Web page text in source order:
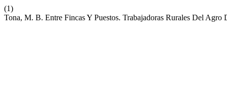
(1)
Tona, M. B. Entre Fincas Y Puestos. Trabajadoras Rurales Del